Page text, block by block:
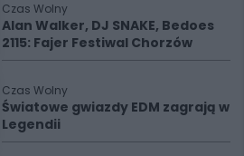
Czas Wolny
Alan Walker, DJ SNAKE, Bedoes
2115: Fajer Festiwal Chorzów
Czas Wolny
Światowe gwiazdy EDM zagrają w
Legendii